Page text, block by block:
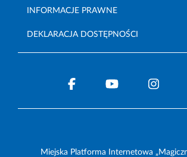
INFORMACJE PRAWNE
DEKLARACJA DOSTĘPNOŚCI
Miejska Platforma Internetowa